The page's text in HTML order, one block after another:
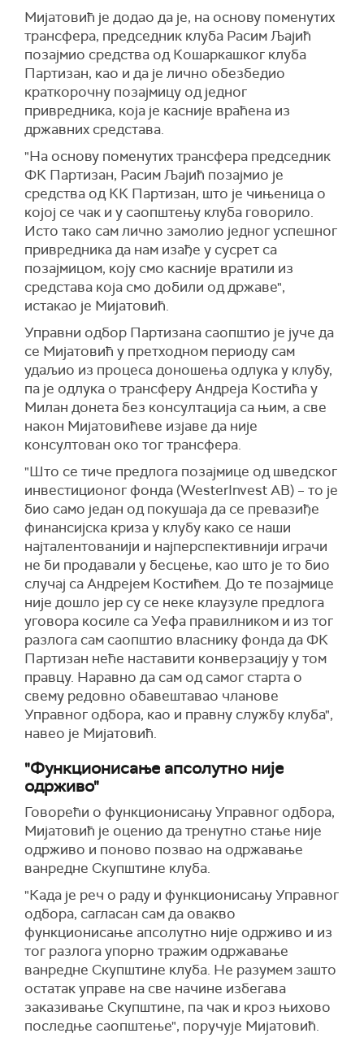
Мијатовић је додао да је, на основу поменутих
трансфера, председник клуба Расим Љајић
позајмио средства од Кошаркашког клуба
Партизан, као и да је лично обезбедио
краткорочну позајмицу од једног
привредника, која је касније враћена из
државних средстава.
"На основу поменутих трансфера председник
ФК Партизан, Расим Љајић позајмио је
средства од КК Партизан, што је чињеница о
којој се чак и у саопштењу клуба говорило.
Исто тако сам лично замолио једног успешног
привредника да нам изађе у сусрет са
позајмицом, коју смо касније вратили из
средстава која смо добили од државе",
истакао је Мијатовић.
Управни одбор Партизана саопштио је јуче да
се Мијатовић у претходном периоду сам
удаљио из процеса доношења одлука у клубу,
па је одлука о трансферу Андреја Костића у
Милан донета без консултација са њим, а све
након Мијатовићеве изјаве да није
консултован око тог трансфера.
"Што се тиче предлога позајмице од шведског
инвестиционог фонда (WesterInvest AB) – то је
био само један од покушаја да се превазиђе
финансијска криза у клубу како се наши
најталентованији и најперспективнији играчи
не би продавали у бесцење, као што је то био
случај са Андрејем Костићем. До те позајмице
није дошло јер су се неке клаузуле предлога
уговора косиле са Уефа правилником и из тог
разлога сам саопштио власнику фонда да ФК
Партизан неће наставити конверзацију у том
правцу. Наравно да сам од самог старта о
свему редовно обавештавао чланове
Управног одбора, као и правну службу клуба",
навео је Мијатовић.
"Функционисање апсолутно није
одрживо"
Говорећи о функционисању Управног одбора,
Мијатовић је оценио да тренутно стање није
одрживо и поново позвао на одржавање
ванредне Скупштине клуба.
"Када је реч о раду и функционисању Управног
одбора, сагласан сам да овакво
функционисање апсолутно није одрживо и из
тог разлога упорно тражим одржавање
ванредне Скупштине клуба. Не разумем зашто
остатак управе на све начине избегава
заказивање Скупштине, па чак и кроз њихово
последње саопштење", поручује Мијатовић.